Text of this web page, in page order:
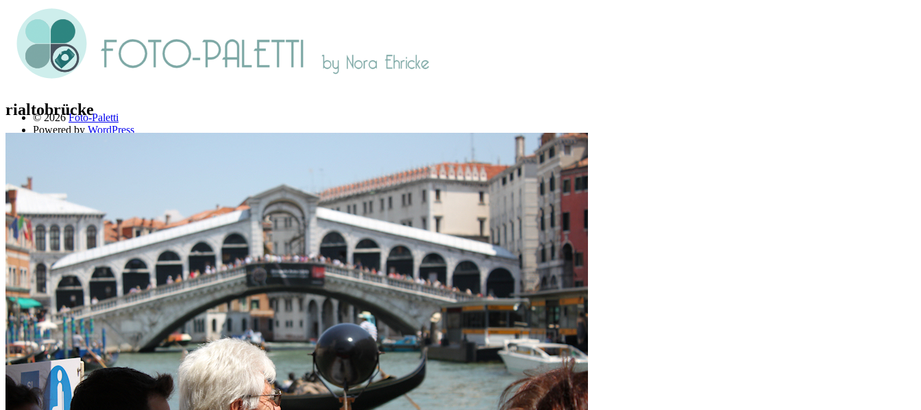
rialtobrücke
© 2026Foto-Paletti
Powered by WordPress
Home
Portfolio
Florales
Menschen
Stadt und Land
Weitere Fotoblogs
Über mich
Impressum
Datenschutz
Suche
TAG CLOUD